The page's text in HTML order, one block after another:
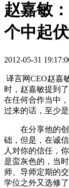
赵嘉敏
个中起
2012-05-31
译言网CEO赵嘉
时，赵嘉敏提到
在任何合作当中
过来的话，至少
在分享他的创
础，但是，在诚
人对你的信任，
是蛮灰色的，当
师、导师定期的
学位之外又选修